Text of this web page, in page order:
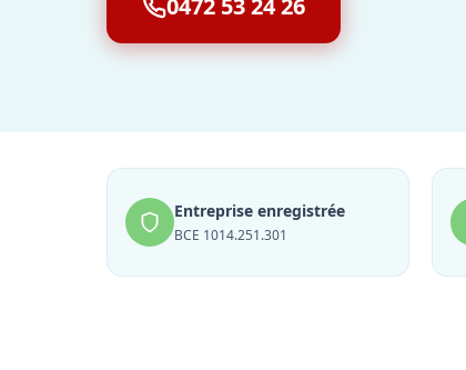
0472 53 24 26
Entreprise enregistrée
BCE 1014.251.301